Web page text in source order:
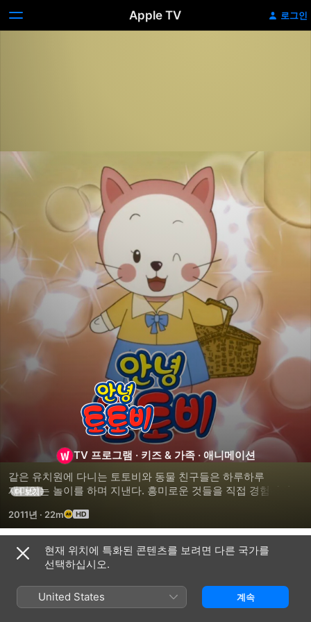
Apple TV 로그인
안녕
토토비
TV 프로그램 · 키즈 & 가족 · 애니메이션
같은 유치원에 다니는 토토비와 동물 친구들은 하루하루
재미있는 놀이를 하며 지낸다. 흥미로운 것들을 직접 경험하며
더 보기
2011년 · 22m
시즌 1
현재 위치에 특화된 콘텐츠를 보려면 다른 국가를
선택하십시오.
United States 계속